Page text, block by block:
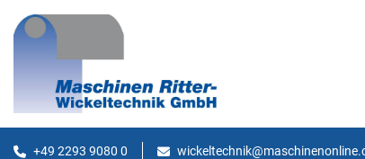
+49 2293 9080 0